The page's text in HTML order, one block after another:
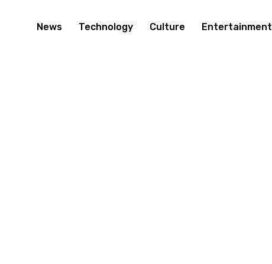
News Technology Culture Entertainment